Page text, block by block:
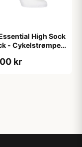
High Sock
- Cykelstrømper
kr